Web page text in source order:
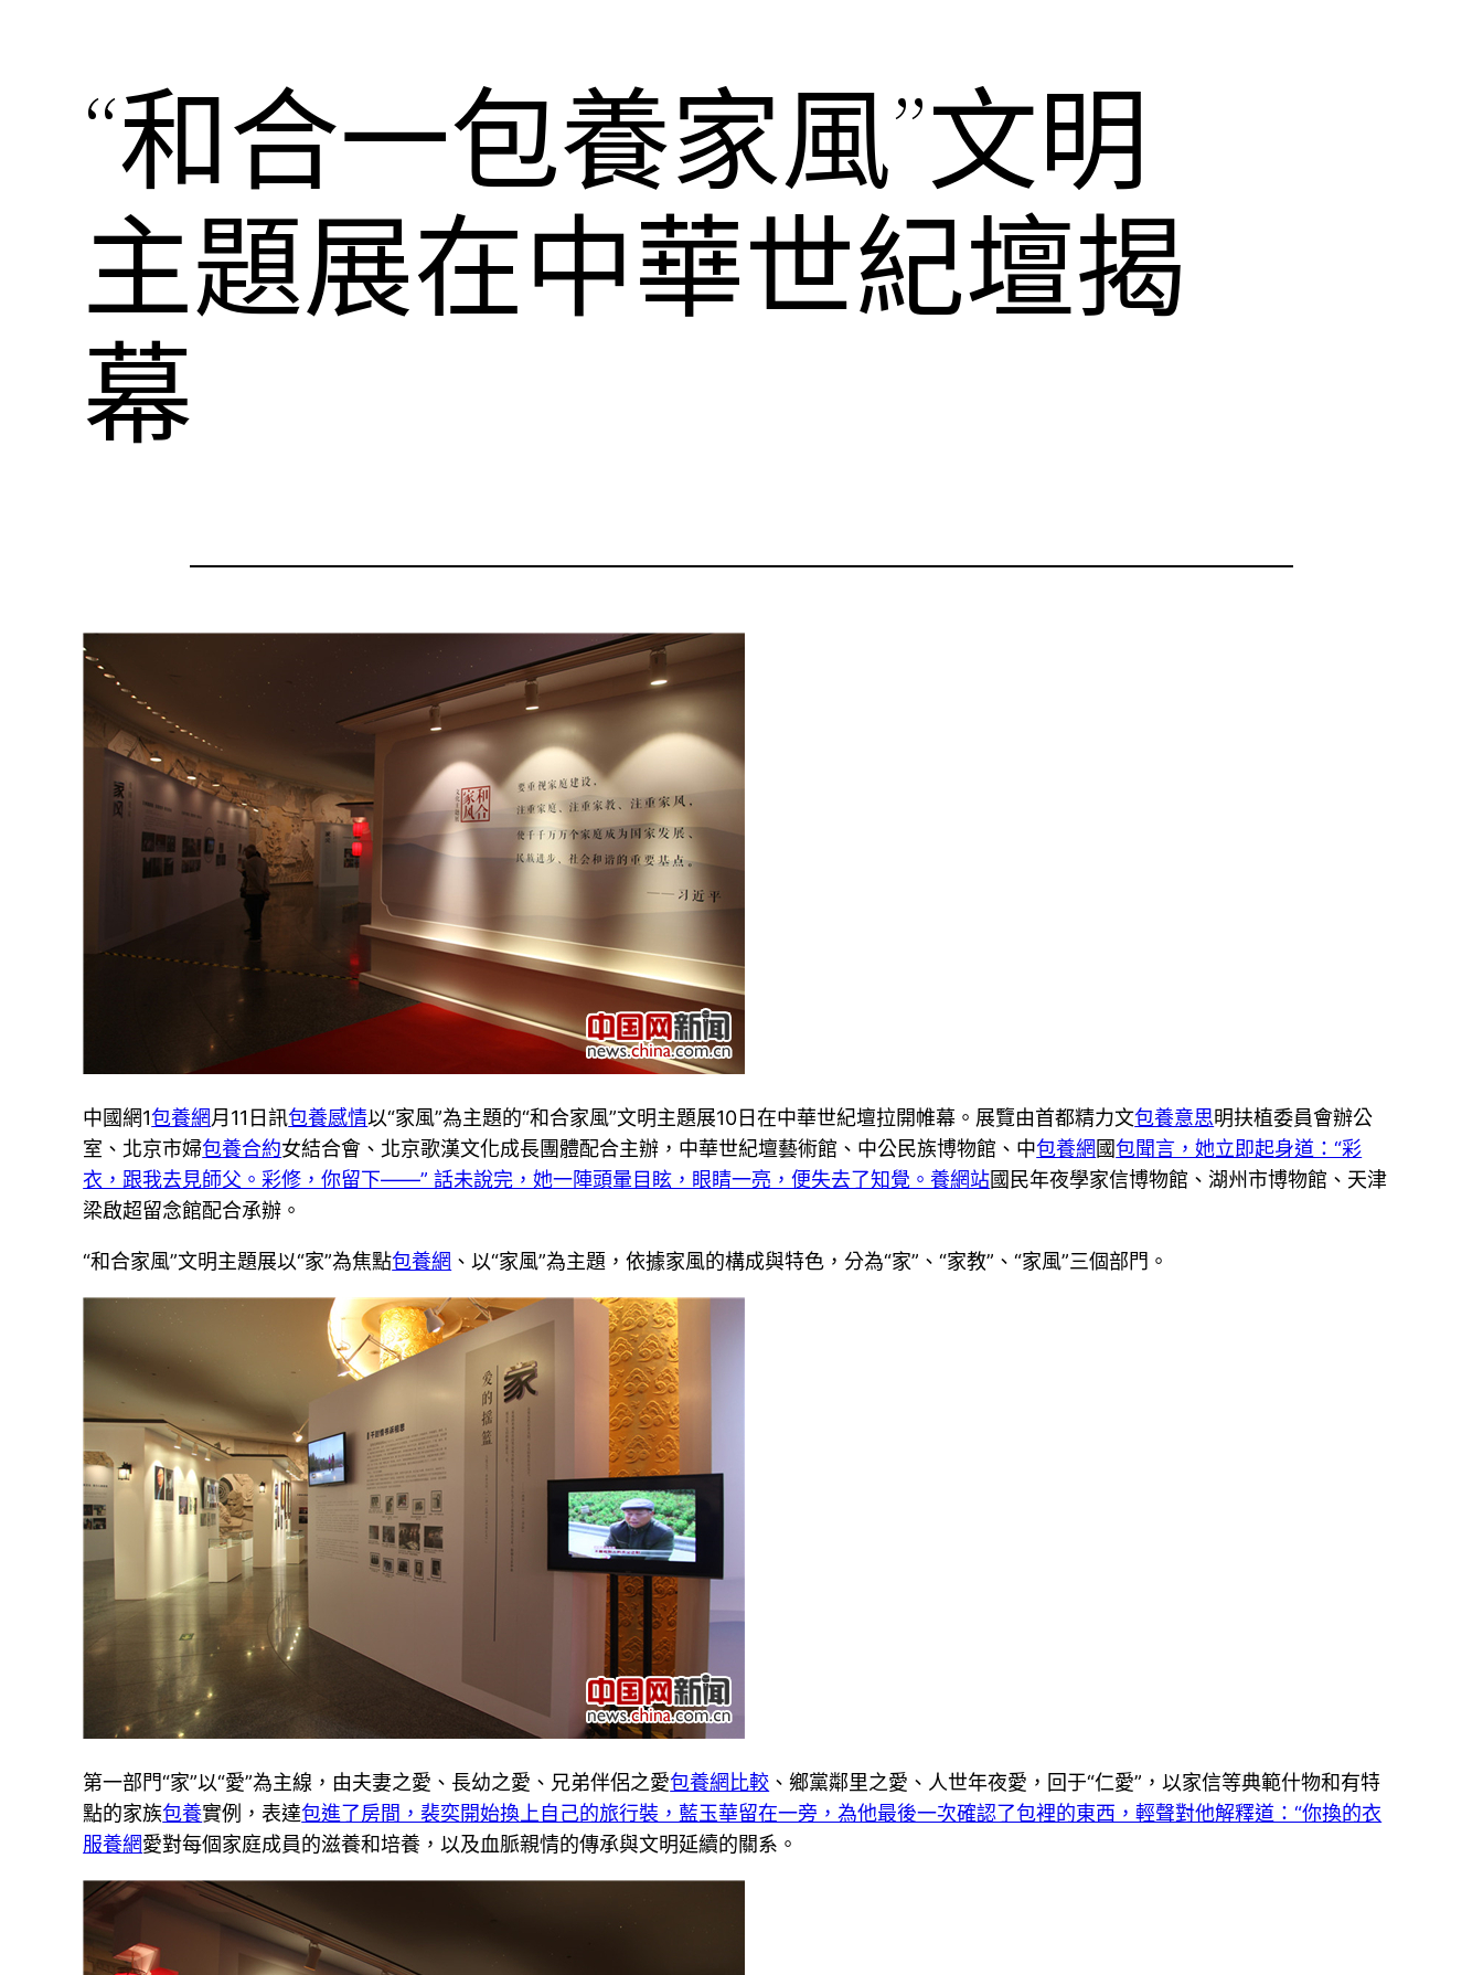
“和合一包養家風”文明
主題展在中華世紀壇揭
幕
中國網1包養網月11日訊包養感情以“家風”為主題的“和合家風”文明主題展10日在中華世紀壇拉開帷幕。展覽由首都精力文包養意思明扶植委員會辦公
室、北京市婦包養合約女結合會、北京歌漢文化成長團體配合主辦，中華世紀壇藝術館、中公民族博物館、中包養網 國包聞言，她立即起身道：“彩
衣，跟我去見師父。彩修，你留下——” 話未說完，她一陣頭暈目眩，眼睛一亮，便失去了知覺。養網站國民年夜學家信博物館、湖州市博物館、天津
梁啟超留念館配合承辦。
“和合家風”文明主題展以“家”為焦點包養網 、以“家風”為主題，依據家風的構成與特色，分為“家”、“家教”、“家風”三個部門。
第一部門“家”以“愛”為主線，由夫妻之愛、長幼之愛、兄弟伴侶之愛包養網比較 、鄉黨鄰里之愛、人世年夜愛，回于“仁愛”，以家信等典範什物和有特
點的家族包養實例，表達包進了房間，裴奕開始換上自己的旅行裝，藍玉華留在一旁，為他最後一次確認了包裡的東西，輕聲對他解釋道：“你換的衣
服養網愛對每個家庭成員的滋養和培養，以及血脈親情的傳承與文明延續的關系。